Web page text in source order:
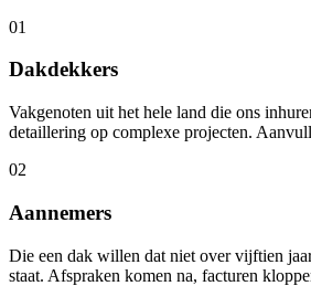
01
Dakdekkers
Vakgenoten uit het hele land die ons
detaillering op complexe projecten.
02
Aannemers
Die een dak willen dat niet over vijftien
staat. Afspraken komen na, facturen